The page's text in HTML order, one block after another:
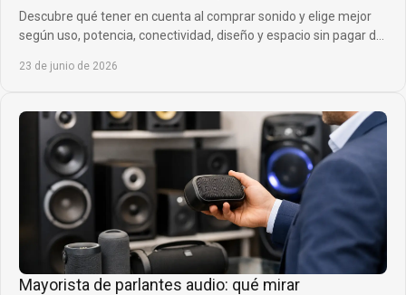
Descubre qué tener en cuenta al comprar sonido y elige mejor
según uso, potencia, conectividad, diseño y espacio sin pagar de
23 de junio de 2026
Mayorista de parlantes audio: qué mirar